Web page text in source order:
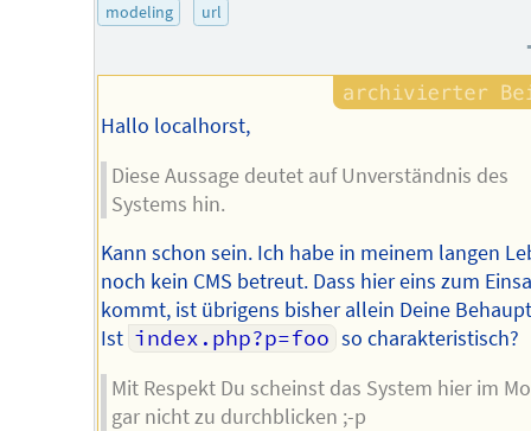
modeling
url
Hallo localhorst,
Diese Aussage deutet auf Unverständnis des
Systems hin.
Kann schon sein. Ich habe in meinem langen
noch kein CMS betreut. Dass hier eins zum
kommt, ist übrigens bisher allein Deine
Ist index.php?p=foo so charakteristisch?
Mit Respekt Du scheinst das System hier im
gar nicht zu durchblicken ;-p